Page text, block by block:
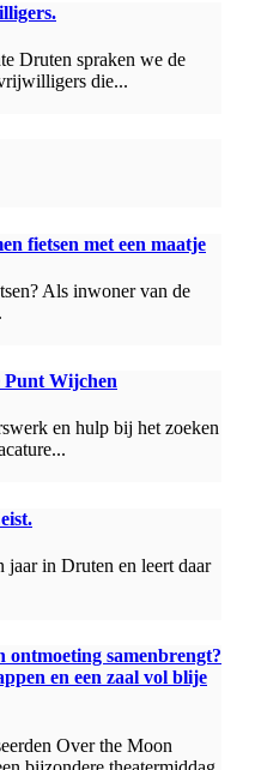
Druten spraken we de
die...
fietsen met een maatje
Als inwoner van de
Wijchen
en hulp bij het zoeken
jaar in Druten en leert daar
ontmoeting samenbrengt?
en een zaal vol blije
Over the Moon